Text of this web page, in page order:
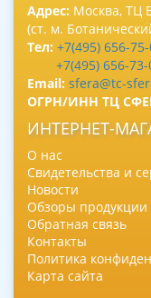
Адрес: Москва, ТЦ
(ст. м.
Тел: +7(495) 656-
+7(495) 656-
Email: sfera@tc-
ОГРН/ИНН ТЦ
ИНТЕРНЕТ-
О нас
Свидетельства и
Новости
Обзоры продукции
Обратная связь
Контакты
Политика
Карта сайта